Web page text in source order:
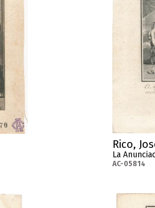
Rico,
La
AC-05814